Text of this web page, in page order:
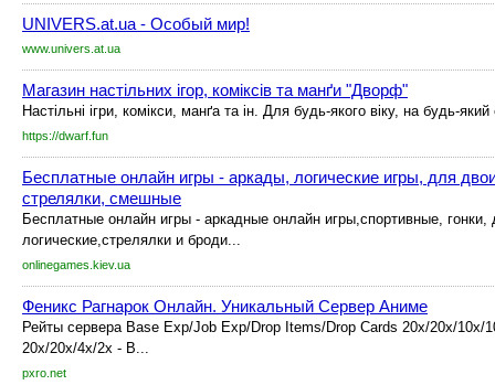
UNIVERS.at.ua - Особый мир!
www.univers.at.ua
Магазин настільних ігор, коміксів та манґи "Дворф"
Настільні ігри, комікси, манґа та ін. Для будь-якого віку, на будь-
https://dwarf.fun
Бесплатные онлайн игры - аркады, логические игры, для
стрелялки, смешные
Бесплатные онлайн игры - аркадные онлайн игры,спортивные, гонки,
логические,стрелялки и броди...
onlinegames.kiev.ua
Феникс Рагнарок Онлайн. Уникальный Сервер Аниме
Рейты сервера Base Exp/Job Exp/Drop Items/Drop Cards 20х/20х/10х/
20х/20х/4х/2х - B...
pxro.net